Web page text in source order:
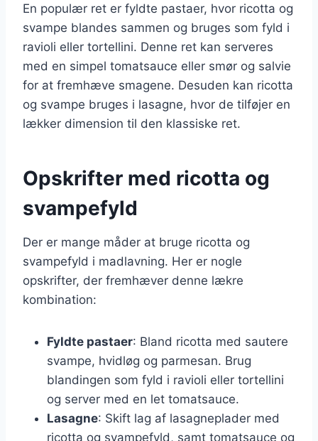
En populær ret er fyldte pastaer, hvor ricotta og
svampe blandes sammen og bruges som fyld i
ravioli eller tortellini. Denne ret kan serveres
med en simpel tomatsauce eller smør og salvie
for at fremhæve smagene. Desuden kan ricotta
og svampe bruges i lasagne, hvor de tilføjer en
lækker dimension til den klassiske ret.
Opskrifter med ricotta og
svampefyld
Der er mange måder at bruge ricotta og
svampefyld i madlavning. Her er nogle
opskrifter, der fremhæver denne lækre
kombination:
Fyldte pastaer: Bland ricotta med sautere
svampe, hvidløg og parmesan. Brug
blandingen som fyld i ravioli eller tortellini
og server med en let tomatsauce.
Lasagne: Skift lag af lasagneplader med
ricotta og svampefyld, samt tomatsauce og